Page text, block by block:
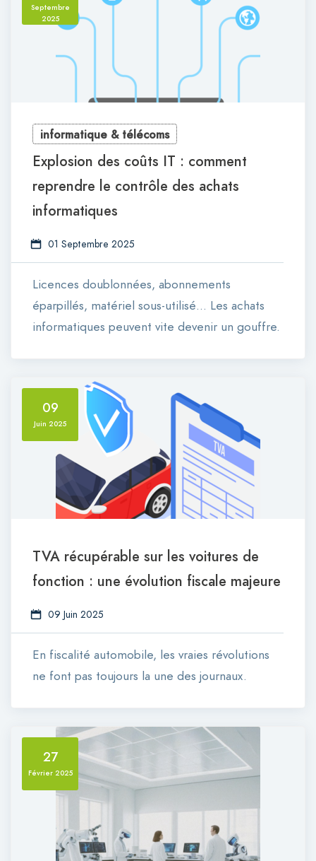
Septembre
2025
informatique & télécoms
Explosion des coûts IT : comment
reprendre le contrôle des achats
informatiques
01 Septembre 2025
Licences doublonnées, abonnements
éparpillés, matériel sous-utilisé… Les achats
informatiques peuvent vite devenir un gouffre.
09
Juin 2025
TVA récupérable sur les voitures de
fonction : une évolution fiscale majeure
09 Juin 2025
En fiscalité automobile, les vraies révolutions
ne font pas toujours la une des journaux.
27
Février 2025